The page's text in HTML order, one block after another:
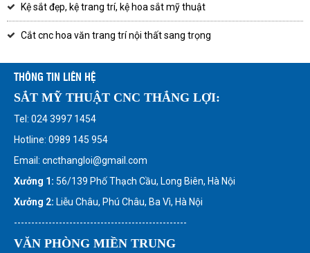
Kệ sắt đẹp, kệ trang trí, kệ hoa sắt mỹ thuật
Cắt cnc hoa văn trang trí nội thất sang trọng
THÔNG TIN LIÊN HỆ
SẮT MỸ THUẬT CNC THẮNG LỢI:
Tel: 024 3997 1454
Hotline: 0989 145 954
Email: cncthangloi@gmail.com
Xưởng 1: 56/139 Phố Thạch Cầu, Long Biên, Hà Nội
Xưởng 2: Liễu Châu, Phú Châu, Ba Vì, Hà Nội
--------------------------------------------------
VĂN PHÒNG MIỀN TRUNG